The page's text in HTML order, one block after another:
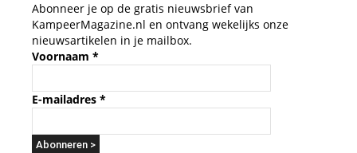
Abonneer je op de gratis nieuwsbrief van
KampeerMagazine.nl en ontvang wekelijks onze
nieuwsartikelen in je mailbox.
Voornaam *
E-mailadres *